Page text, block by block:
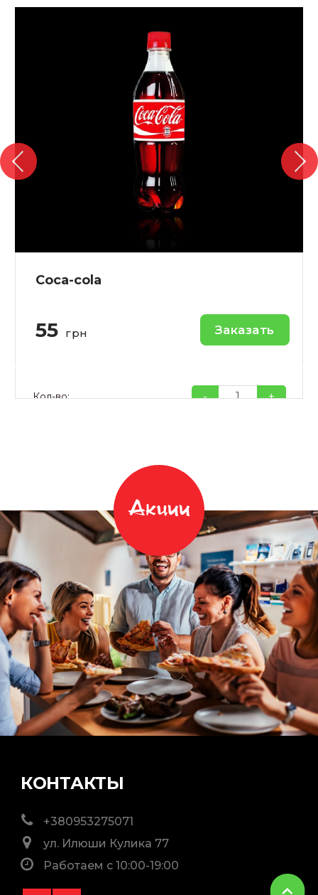
Coca-cola
55 грн Заказать
Кол-во: - +
Акции
КОНТАКТЫ
+380953275071
ул. Илюши Кулика 77
Работаем с 10:00-19:00